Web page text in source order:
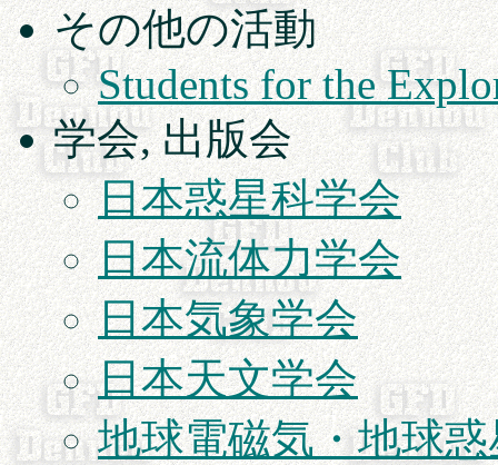
その他の活動
Students for the
学会, 出版会
日本惑星科学会
日本流体力学会
日本気象学会
日本天文学会
地球電磁気・地球